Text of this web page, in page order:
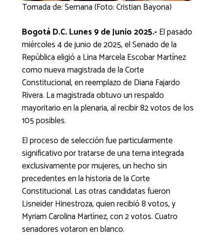
Tomada de: Semana (Foto: Cristian Bayona)
Bogotá D.C. Lunes 9 de Junio 2025.-El pasado
miércoles 4 de junio de 2025, el Senado de la
República eligió a Lina Marcela Escobar Martínez
como nueva magistrada de la Corte
Constitucional, en reemplazo de Diana Fajardo
Rivera. La magistrada obtuvo un respaldo
mayoritario en la plenaria, al recibir 82 votos de los
105 posibles.
El proceso de selección fue particularmente
significativo por tratarse de una terna integrada
exclusivamente por mujeres, un hecho sin
precedentes en la historia de la Corte
Constitucional. Las otras candidatas fueron
Lisneider Hinestroza, quien recibió 8 votos, y
Myriam Carolina Martínez, con 2 votos. Cuatro
senadores votaron en blanco.